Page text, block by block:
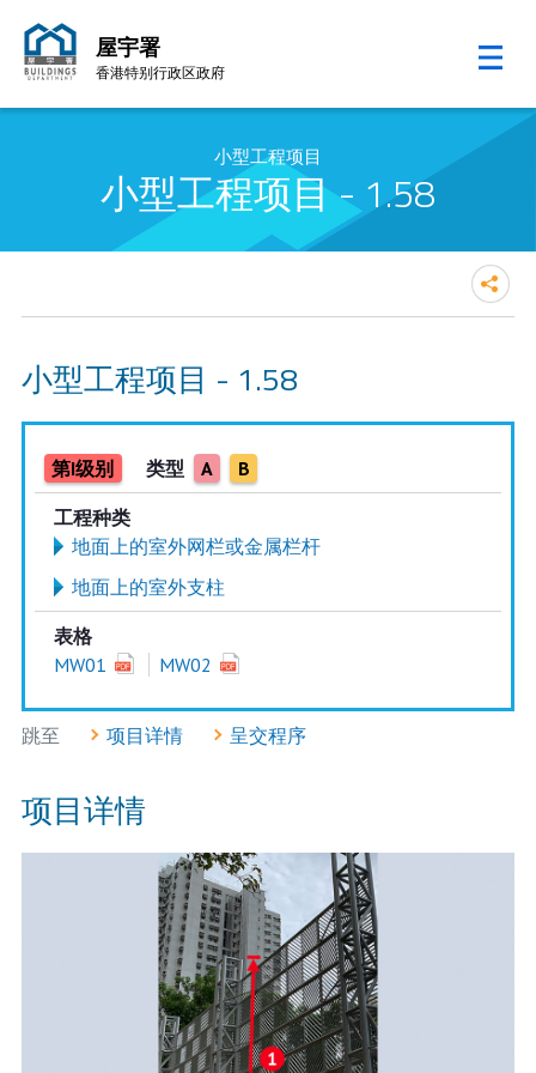
屋宇署
香港特别行政区政府
小型工程项目
小型工程项目 - 1.58
小型工程项目 - 1.58
第I级别 类型 A B
工程种类
地面上的室外网栏或金属栏杆
地面上的室外支柱
表格
MW01
MW02
跳至 项目详情 呈交程序
项目详情